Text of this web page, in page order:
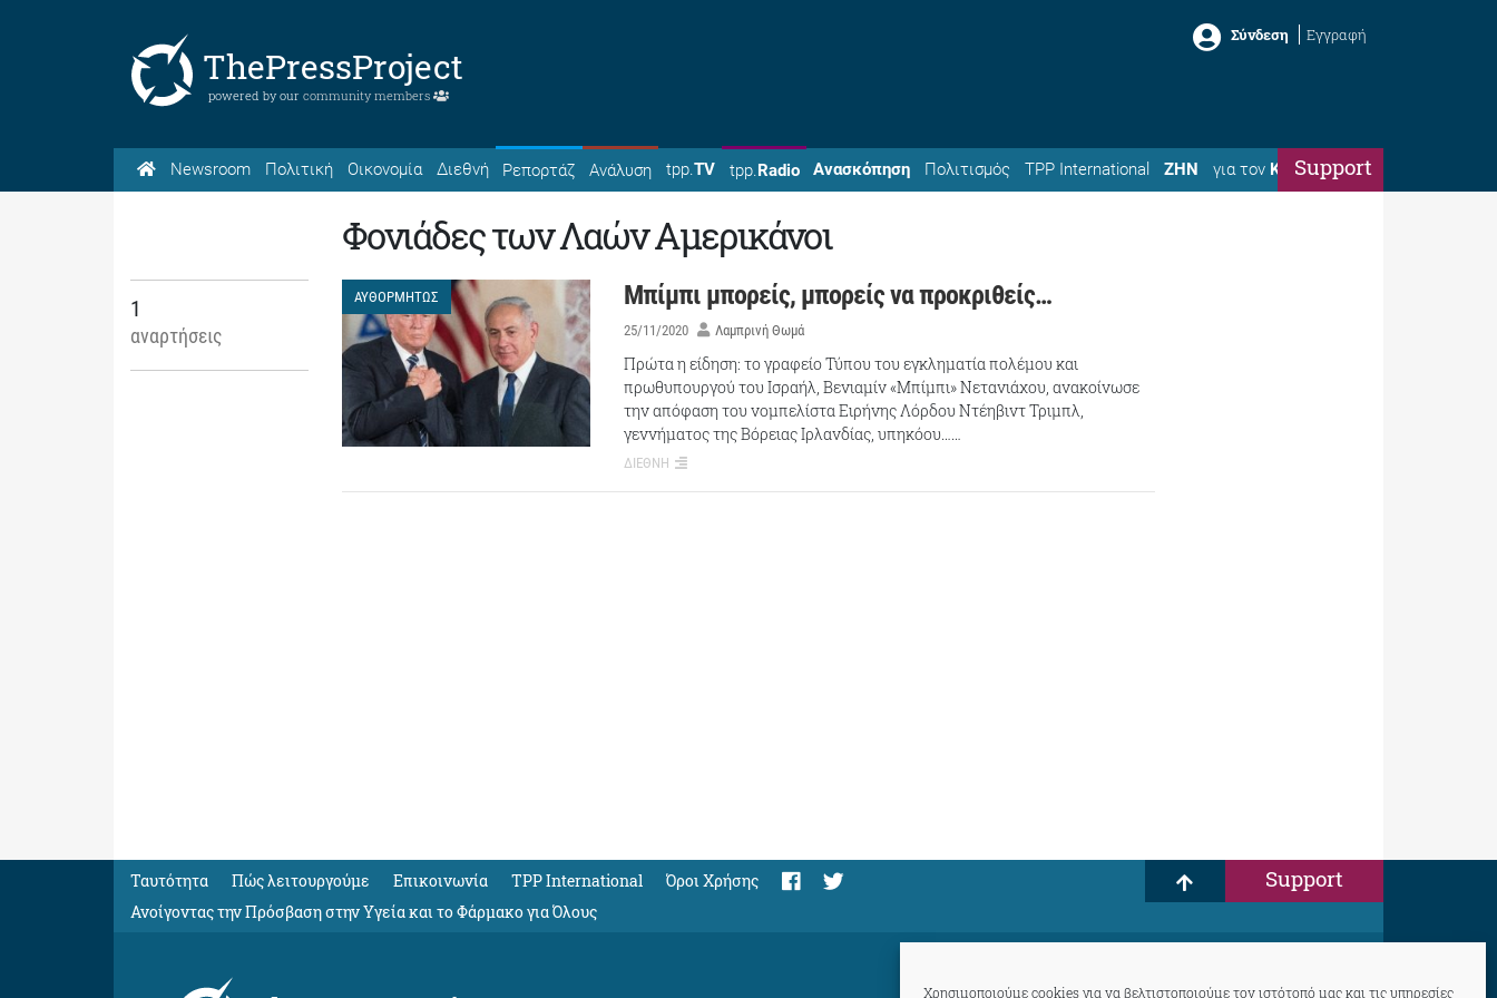
Χρησιμοποιούμε cookies για να βελτιστοποιούμε τον ιστότοπό μας και τις υπηρεσίες
ThePressProject
powered by our community members
Σύνδεση Εγγραφή
Newsroom Πολιτική Οικονομία Διεθνή Ρεπορτάζ Ανάλυση tpp.TV tpp.Radio Ανασκόπηση Πολιτισμός TPP International ΖΗΝ για τον ΚώσταSupport
Φονιάδες των Λαών Αμερικάνοι
1
αναρτήσεις
ΑΥΘΟΡΜΗΤΩΣ Μπίμπι μπορείς, μπορείς να προκριθείς…
25/11/2020 Λαμπρινή Θωμά
Πρώτα η είδηση: το γραφείο Τύπου του εγκληματία πολέμου και
πρωθυπουργού του Ισραήλ, Βενιαμίν «Μπίμπι» Νετανιάχου, ανακοίνωσε
την απόφαση του νομπελίστα Ειρήνης Λόρδου Ντέηβιντ Τριμπλ,
γεννήματος της Βόρειας Ιρλανδίας, υπηκόου……
ΔΙΕΘΝΗ
Ταυτότητα Πώς λειτουργούμε Eπικοινωνία TPP International
Όροι Χρήσης
Ανοίγοντας την Πρόσβαση στην Υγεία και το Φάρμακο για Όλους
Support